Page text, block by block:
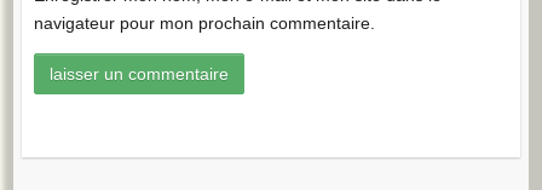
navigateur pour mon prochain commentaire.